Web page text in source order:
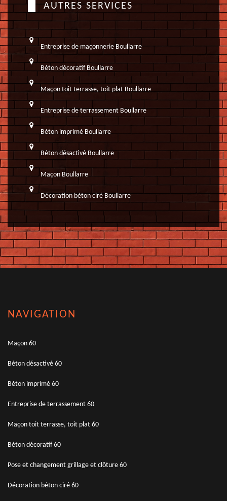
AUTRES SERVICES
Entreprise de maçonnerie Boullarre
Béton décoratif Boullarre
Maçon toit terrasse, toit plat Boullarre
Entreprise de terrassement Boullarre
Béton imprimé Boullarre
Béton désactivé Boullarre
Maçon Boullarre
Décoration béton ciré Boullarre
NAVIGATION
Maçon 60
Béton désactivé 60
Béton imprimé 60
Entreprise de terrassement 60
Maçon toit terrasse, toit plat 60
Béton décoratif 60
Pose et changement grillage et clôture 60
Décoration béton ciré 60